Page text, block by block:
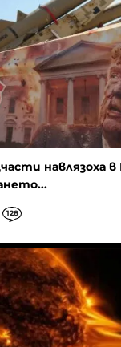
навлязоха в
128